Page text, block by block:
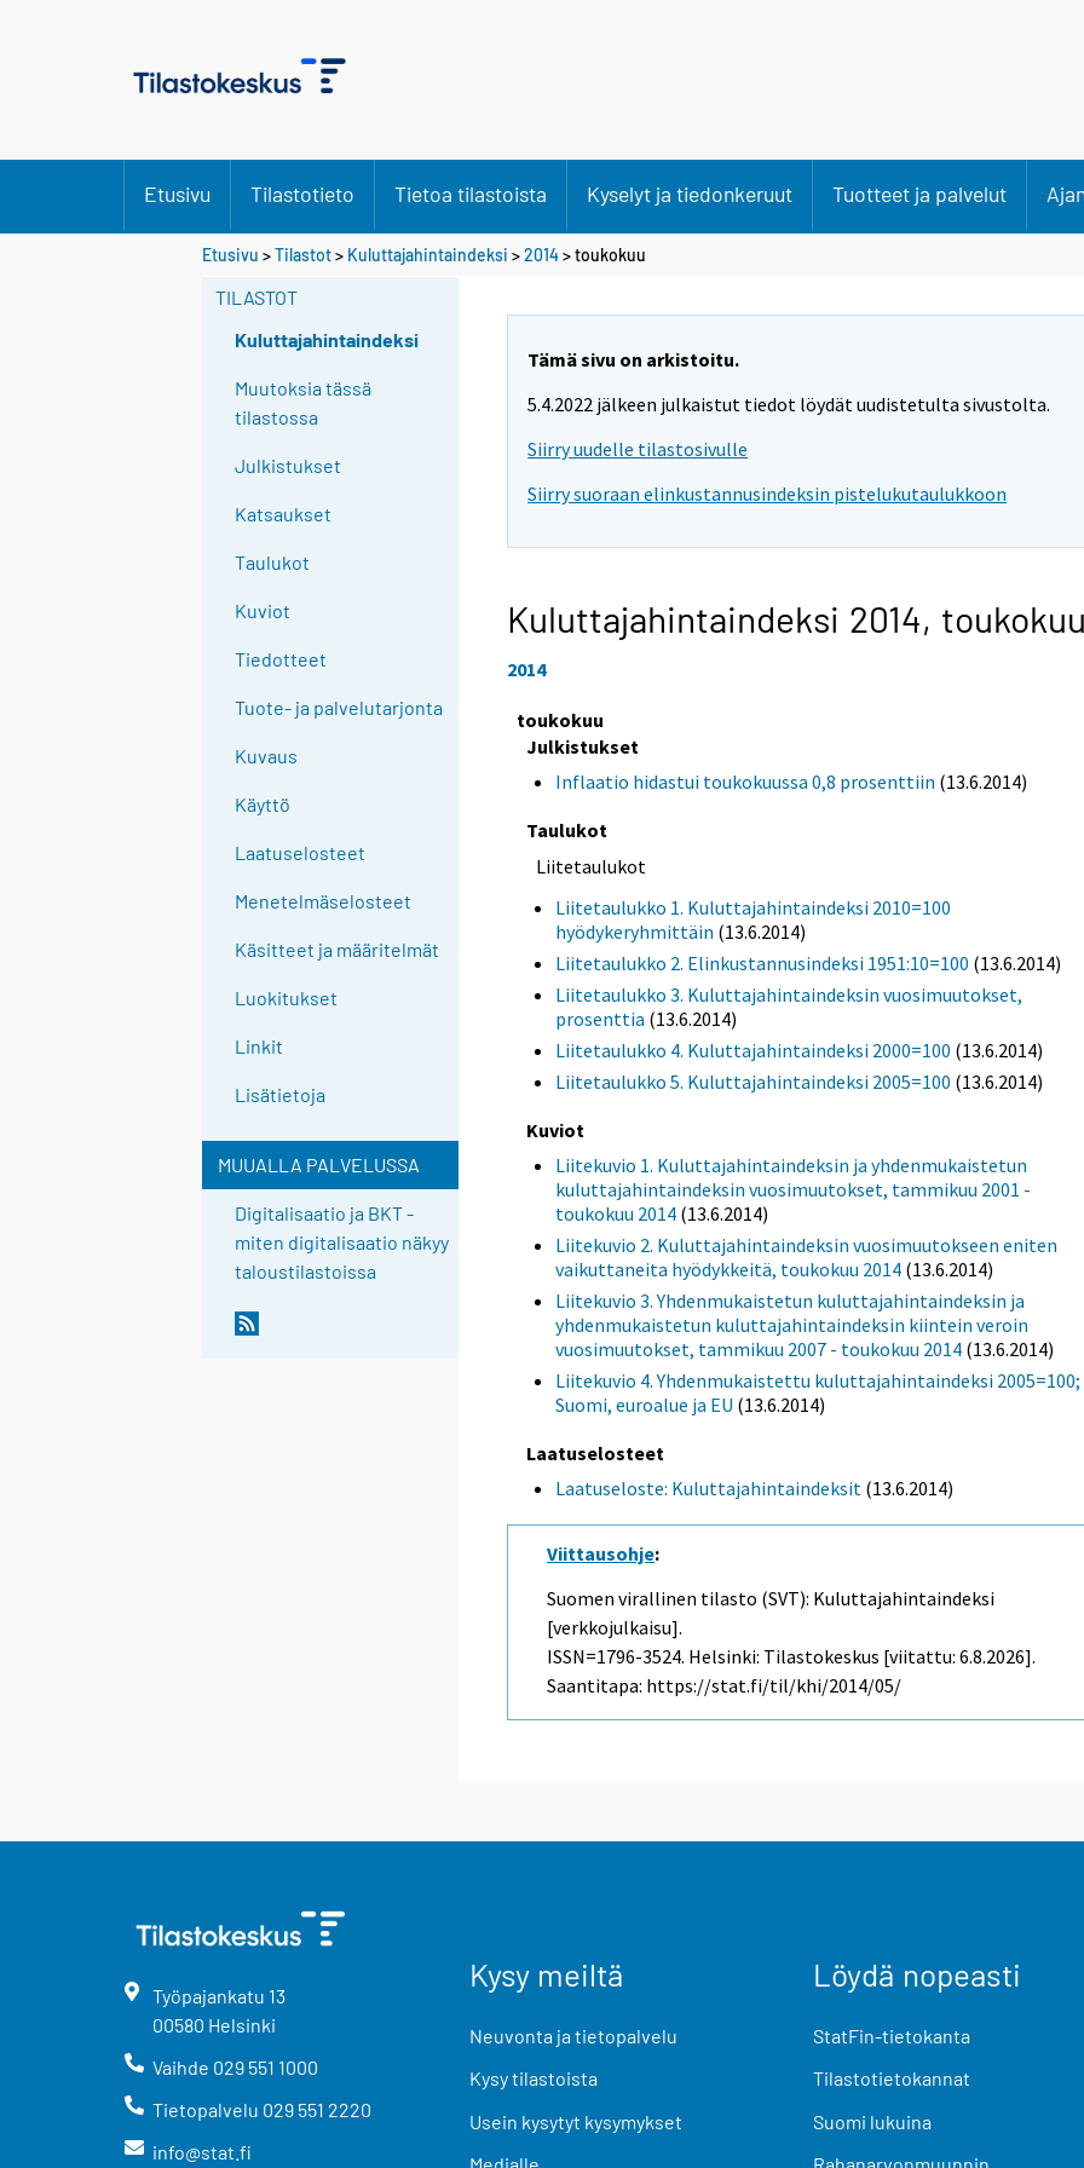
Etusivu Tilastotieto Tietoa tilastoista Kyselyt ja tiedonkeruut Tuotteet ja palvelut
Etusivu >Tilastot> Kuluttajahintaindeksi >2014>toukokuu
TILASTOT
Kuluttajahintaindeksi
Muutoksia tässä
tilastossa
Julkistukset
Katsaukset
Taulukot
Kuviot
Tiedotteet
Tuote- ja palvelutarjonta
Kuvaus
Käyttö
Laatuselosteet
Menetelmäselosteet
Käsitteet ja määritelmät
Luokitukset
Linkit
Lisätietoja
MUUALLA PALVELUSSA
Digitalisaatio ja BKT -
miten digitalisaatio näkyy
taloustilastoissa
Tämä sivu on arkistoitu.
5.4.2022 jälkeen julkaistut tiedot löydät uudistetulta sivustolta.
Siirry uudelle tilastosivulle
Siirry suoraan elinkustannusindeksin pistelukutaulukkoon
Kuluttajahintaindeksi 2014,
2014
toukokuu
Julkistukset
Inflaatio hidastui toukokuussa 0,8 prosenttiin (13.6.2014)
Taulukot
Liitetaulukot
Liitetaulukko 1. Kuluttajahintaindeksi 2010=100
hyödykeryhmittäin (13.6.2014)
Liitetaulukko 2. Elinkustannusindeksi 1951:10=100 (13.6.2014)
Liitetaulukko 3. Kuluttajahintaindeksin vuosimuutokset,
prosenttia (13.6.2014)
Liitetaulukko 4. Kuluttajahintaindeksi 2000=100 (13.6.2014)
Liitetaulukko 5. Kuluttajahintaindeksi 2005=100 (13.6.2014)
Kuviot
Liitekuvio 1. Kuluttajahintaindeksin ja yhdenmukaistetun
kuluttajahintaindeksin vuosimuutokset, tammikuu 2001 -
toukokuu 2014 (13.6.2014)
Liitekuvio 2. Kuluttajahintaindeksin vuosimuutokseen eniten
vaikuttaneita hyödykkeitä, toukokuu 2014 (13.6.2014)
Liitekuvio 3. Yhdenmukaistetun kuluttajahintaindeksin ja
yhdenmukaistetun kuluttajahintaindeksin kiintein veroin
vuosimuutokset, tammikuu 2007 - toukokuu 2014 (13.6.2014)
Liitekuvio 4. Yhdenmukaistettu kuluttajahintaindeksi 2005=100;
Suomi, euroalue ja EU (13.6.2014)
Laatuselosteet
Laatuseloste: Kuluttajahintaindeksit (13.6.2014)
Viittausohje:
Suomen virallinen tilasto (SVT): Kuluttajahintaindeksi
[verkkojulkaisu].
ISSN=1796-3524. Helsinki: Tilastokeskus [viitattu: 6.8.2026].
Saantitapa: https://stat.fi/til/khi/2014/05/
Työpajankatu 13
00580 Helsinki
Vaihde 029 551 1000
Tietopalvelu 029 551 2220
info@stat.fi
Kysy meiltä
Neuvonta ja tietopalvelu
Kysy tilastoista
Usein kysytyt kysymykset
Löydä nopeasti
StatFin-tietokanta
Tilastotietokannat
Suomi lukuina